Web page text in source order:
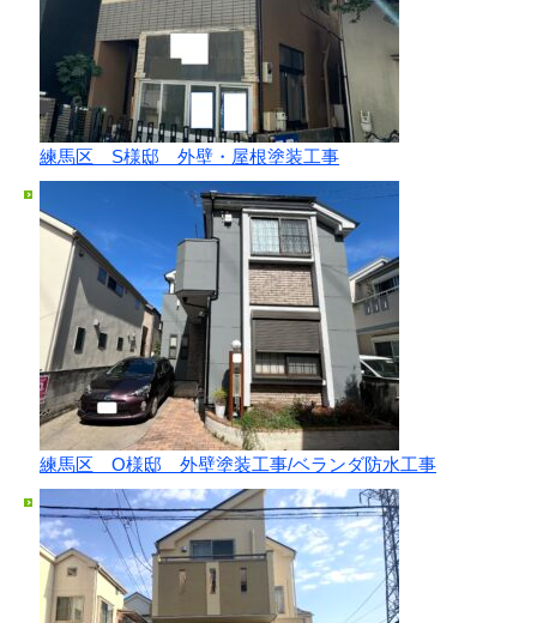
練馬区 S様邸 外壁・屋根塗装工事
練馬区 О様邸 外壁塗装工事/ベランダ防水工事